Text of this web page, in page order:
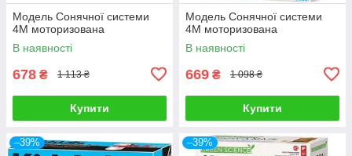
Модель Сонячної системи
4M моторизована
В наявності
678 ₴ 1 113 ₴
Купити
Модель Сонячної системи
4M моторизована
В наявності
669 ₴ 1 098 ₴
Купити
–39% –39%